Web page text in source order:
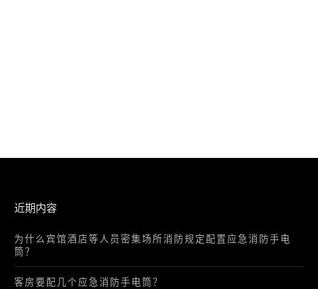
近期内容
为什么宾馆酒店等人员密集场所消防规定配置应急消防手电
筒？
客房要配几个应急消防手电筒？